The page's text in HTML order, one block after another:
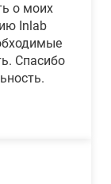
о моих
Inlab
Спасибо